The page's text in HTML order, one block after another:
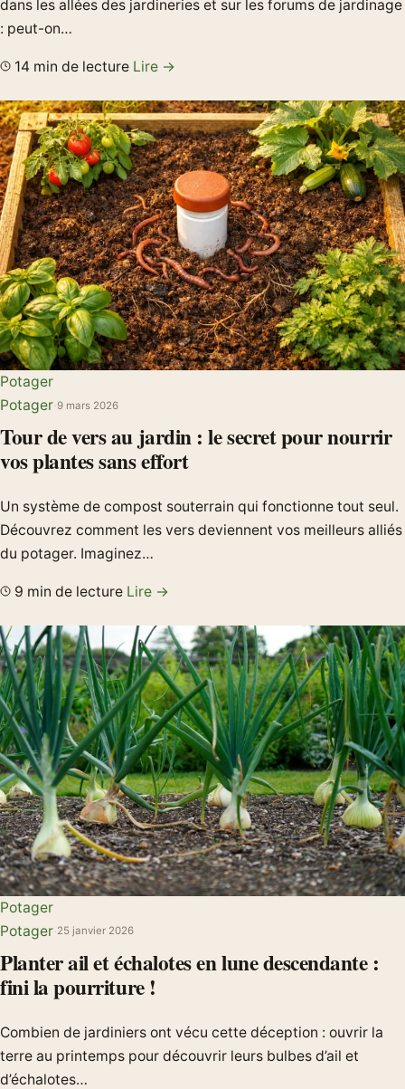
dans les allées des jardineries et sur les forums de jardinage
: peut-on…
14 min de lecture Lire →
Potager
Potager 9 mars 2026
Tour de vers au jardin : le secret pour nourrir
vos plantes sans effort
Un système de compost souterrain qui fonctionne tout seul.
Découvrez comment les vers deviennent vos meilleurs alliés
du potager. Imaginez…
9 min de lecture Lire →
Potager
Potager 25 janvier 2026
Planter ail et échalotes en lune descendante :
fini la pourriture !
Combien de jardiniers ont vécu cette déception : ouvrir la
terre au printemps pour découvrir leurs bulbes d’ail et
d’échalotes…